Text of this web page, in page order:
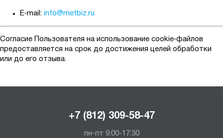
E‑mail: info@metbiz.ru
Согласие Пользователя на использование cookie‑файлов
предоставляется на срок до достижения целей обработки
или до его отзыва.
+7 (812) 309-58-47
пн-пт 9:00-17:30